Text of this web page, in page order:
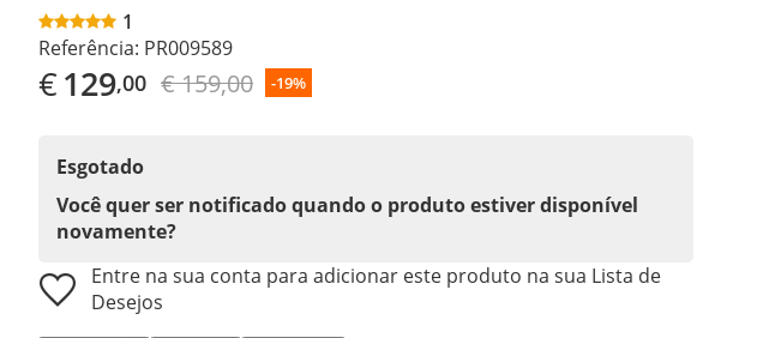
1
Referência: PR009589
€129,00 € 159,00 -19%
Esgotado
Você quer ser notificado quando o produto estiver disponível
novamente?
Entre na sua conta para adicionar este produto na sua Lista de
Desejos